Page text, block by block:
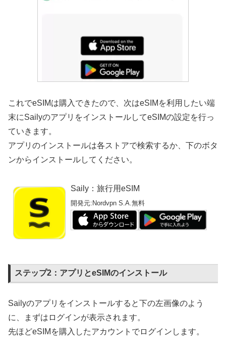
これでeSIMは購入できたので、次はeSIMを利用したい端
末にSailyのアプリをインストールしてeSIMの設定を行っ
ていきます。
アプリのインストールは各ストアで検索するか、下のボタ
ンからインストールしてください。
Saily：旅行用eSIM
開発元: Nordvpn S.A.無料
ステップ2：アプリとeSIMのインストール
Sailyのアプリをインストールすると下の左画像のよう
に、まずはログインが表示されます。
先ほどeSIMを購入したアカウントでログインします。